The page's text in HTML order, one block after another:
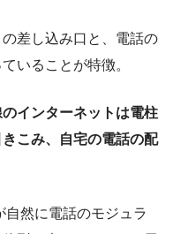
差し込み口と、電話の
いることが特徴。
インターネットは電柱
こみ、自宅の電話の配
然に電話のモジュラ